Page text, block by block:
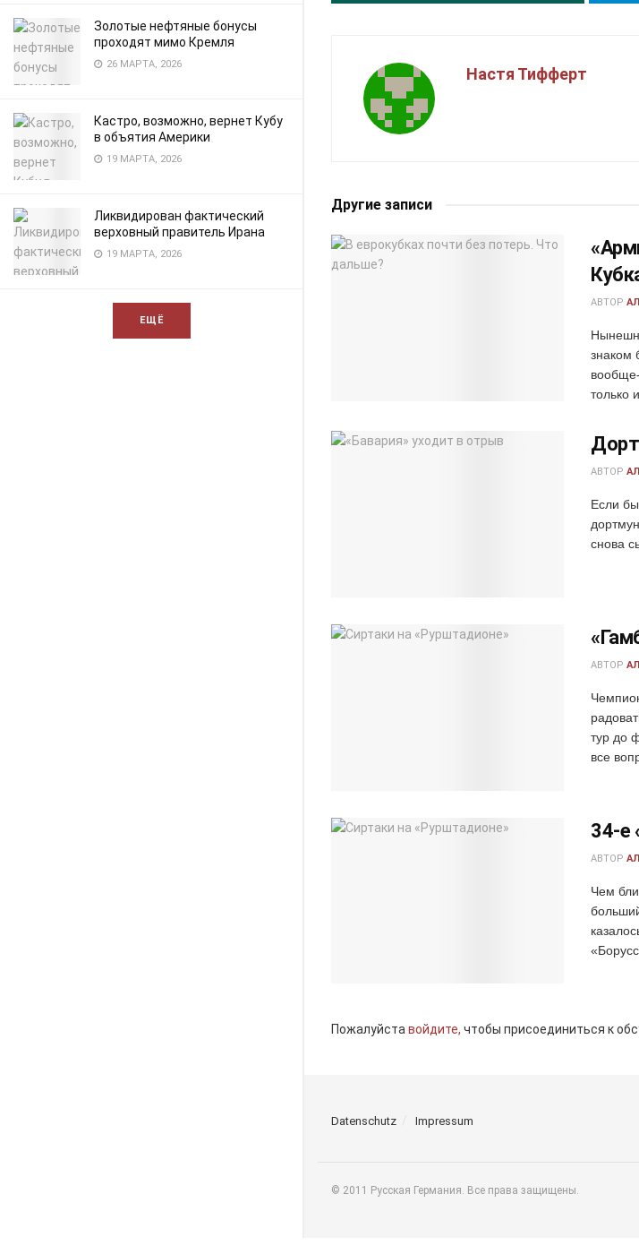
Золотые нефтяные бонусы
проходят мимо Кремля
26 МАРТА, 2026
Кастро, возможно, вернет Кубу
в объятия Америки
19 МАРТА, 2026
Ликвидирован фактический
верховный правитель Ирана
19 МАРТА, 2026
ЕЩЁ
Настя Тифферт
Другие записи
АВТОР
знаком
только
АВТОР
Если бы
снова
АВТОР
тур до
все
34-е
АВТОР
Чем
Пожалуйставойдите, чтобы присоединиться к
Datenschutz Impressum
© 2011 Русская Германия. Все права защищены.